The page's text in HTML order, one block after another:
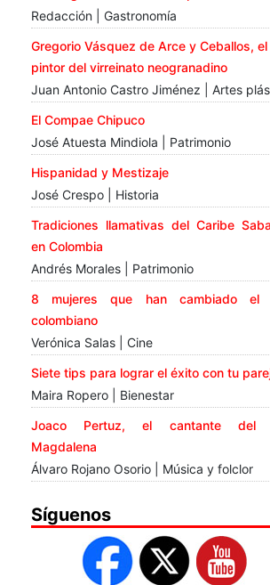
Redacción | Gastronomía
Gregorio Vásquez de Arce y Ceballos,
pintor del virreinato neogranadino
Juan Antonio Castro Jiménez | Artes
El Compae Chipuco
José Atuesta Mindiola | Patrimonio
Hispanidad y Mestizaje
José Crespo | Historia
Tradiciones llamativas del Caribe
en Colombia
Andrés Morales | Patrimonio
8 mujeres que han cambiado el
colombiano
Verónica Salas | Cine
Siete tips para lograr el éxito con tu
Maira Ropero | Bienestar
Joaco Pertuz, el cantante del
Magdalena
Álvaro Rojano Osorio | Música y folclor
Síguenos